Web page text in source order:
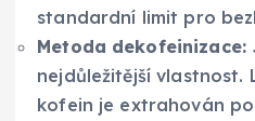
standardní limit pro
Metoda dekofeinizace:
nejdůležitější vlastnost.
kofein je extrahován